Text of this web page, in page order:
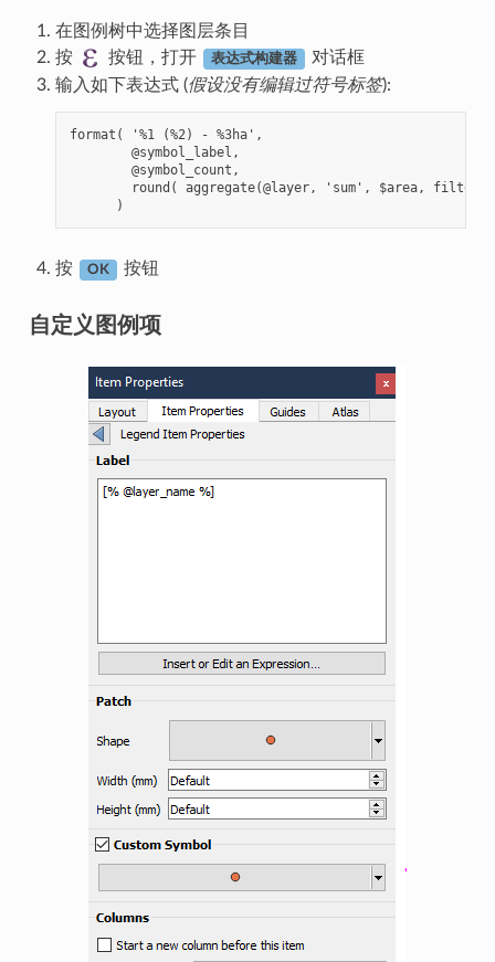
在图例树中选择图层条目
按
按钮，打开 表达式构建器
对话框
输入如下表达式 (假设没有编辑过符号标签):
format( '%1 (%2) - %3ha',
        @symbol_label,
        @symbol_count,
round( aggregate(@layer, 'sum', $area,
按 OK 按钮
自定义图例项